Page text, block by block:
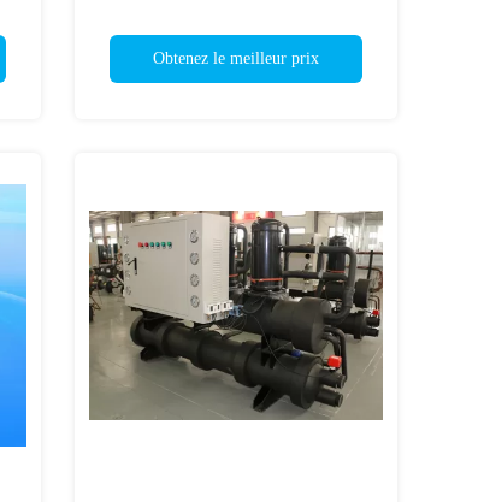
Obtenez le meilleur prix